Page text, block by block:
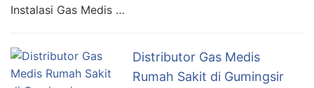
Instalasi Gas Medis …
Distributor Gas Medis
Rumah Sakit di Gumingsir